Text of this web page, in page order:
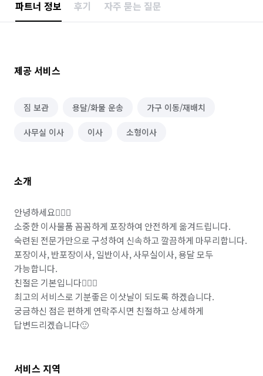
파트너 정보 후기 자주 묻는 질문
제공 서비스
짐 보관 용달/화물 운송 가구 이동/재배치
사무실 이사 이사 소형이사
소개
안녕하세요🙇🏻‍♂️
소중한 이사물품 꼼꼼하게 포장하여 안전하게 옮겨드립니다.
숙련된 전문가만으로 구성하여 신속하고 깔끔하게 마무리합니다.
포장이사, 반포장이사, 일반이사, 사무실이사, 용달 모두
가능합니다.
친절은 기본입니다💁🏻‍♂️
최고의 서비스로 기분좋은 이삿날이 되도록 하겠습니다.
궁금하신 점은 편하게 연락주시면 친절하고 상세하게
답변드리겠습니다🙂
서비스 지역